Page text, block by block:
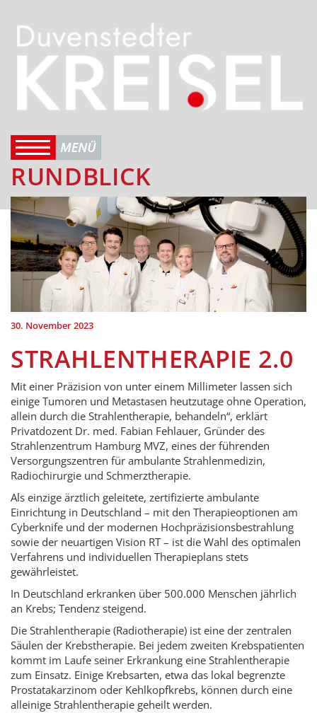
RUNDBLICK
30. November 2023
STRAHLENTHERAPIE 2.0
Mit einer Präzision von unter einem Millimeter lassen sich
einige Tumoren und Metastasen heutzutage ohne Operation,
allein durch die Strahlentherapie, behandeln“, erklärt
Privatdozent Dr. med. Fabian Fehlauer, Gründer des
Strahlenzentrum Hamburg MVZ, eines der führenden
Versorgungszentren für ambulante Strahlenmedizin,
Radiochirurgie und Schmerztherapie.
Als einzige ärztlich geleitete, zertifizierte ambulante
Einrichtung in Deutschland – mit den Therapieoptionen am
Cyberknife und der modernen Hochpräzisionsbestrahlung
sowie der neuartigen Vision RT – ist die Wahl des optimalen
Verfahrens und individuellen Therapieplans stets
gewährleistet.
In Deutschland erkranken über 500.000 Menschen jährlich
an Krebs; Tendenz steigend.
Die Strahlentherapie (Radiotherapie) ist eine der zentralen
Säulen der Krebstherapie. Bei jedem zweiten Krebspatienten
kommt im Laufe seiner Erkrankung eine Strahlentherapie
zum Einsatz. Einige Krebsarten, etwa das lokal begrenzte
Prostatakarzinom oder Kehlkopfkrebs, können durch eine
alleinige Strahlentherapie geheilt werden.